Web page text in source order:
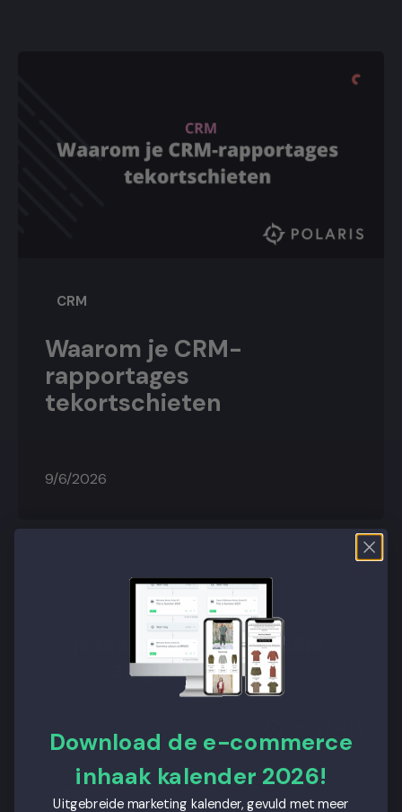
CRM
Waarom je CRM-
rapportages
tekortschieten
9/6/2026
CRM
Download de e-commerce
inhaak kalender 2026!
Uitgebreide marketing kalender, gevuld met meer